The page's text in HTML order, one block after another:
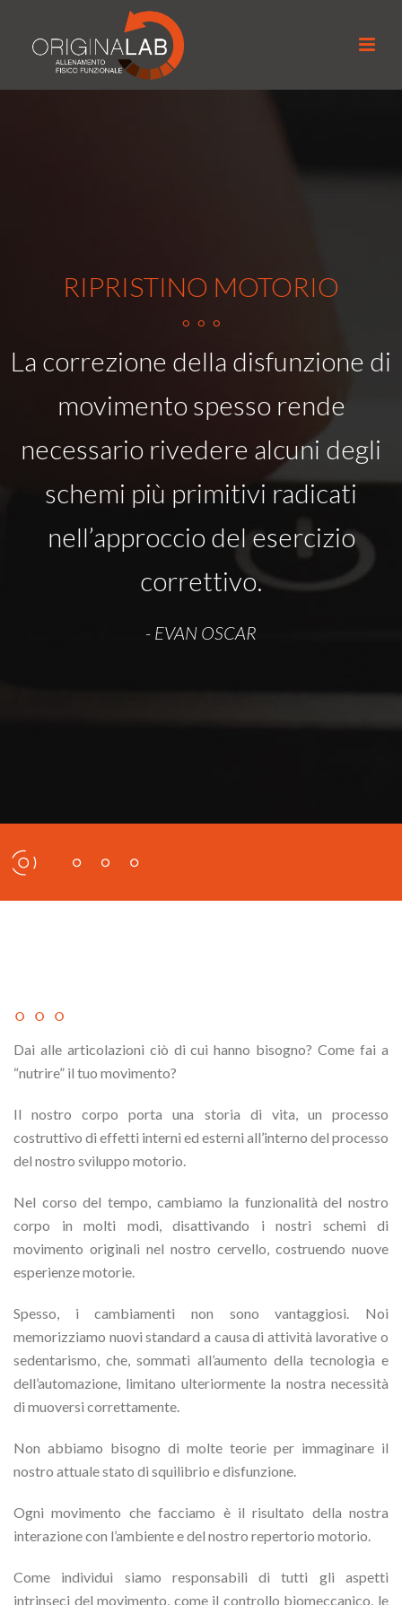
RIPRISTINO MOTORIO
◦ ◦ ◦
La correzione della disfunzione di
movimento spesso rende
necessario rivedere alcuni degli
schemi più primitivi radicati
nell’approccio del esercizio
correttivo.
- EVAN OSCAR
◦ ◦ ◦
Dai alle articolazioni ciò di cui hanno bisogno? Come fai a
“nutrire” il tuo movimento?
Il nostro corpo porta una storia di vita, un processo
costruttivo di effetti interni ed esterni all’interno del processo
del nostro sviluppo motorio.
Nel corso del tempo, cambiamo la funzionalità del nostro
corpo in molti modi, disattivando i nostri schemi di
movimento originali nel nostro cervello, costruendo nuove
esperienze motorie.
Spesso, i cambiamenti non sono vantaggiosi. Noi
memorizziamo nuovi standard a causa di attività lavorative o
sedentarismo, che, sommati all’aumento della tecnologia e
dell’automazione, limitano ulteriormente la nostra necessità
di muoversi correttamente.
Non abbiamo bisogno di molte teorie per immaginare il
nostro attuale stato di squilibrio e disfunzione.
Ogni movimento che facciamo è il risultato della nostra
interazione con l’ambiente e del nostro repertorio motorio.
Come individui siamo responsabili di tutti gli aspetti
intrinseci del movimento, come il controllo biomeccanico, le